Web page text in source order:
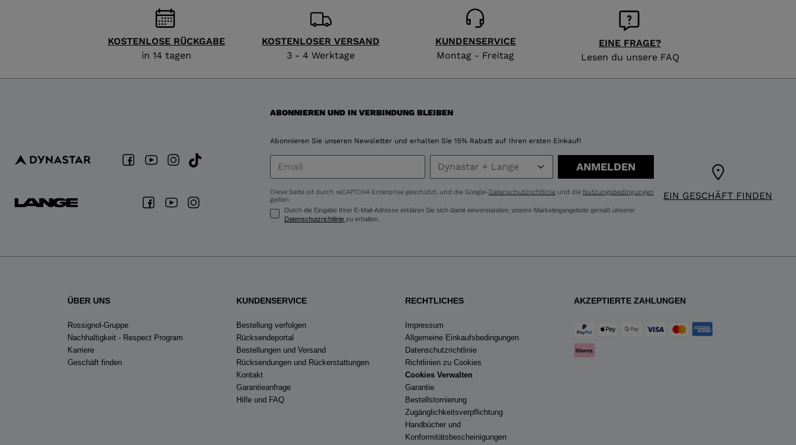
version
for
United
States.
KOSTENLOSE RÜCKGABE
in 14 tagen
KOSTENLOSER VERSAND
3 - 4 Werktage
KUNDENSERVICE
Montag - Freitag
EINE FRAGE?
Lesen du unsere FAQ
EIN GESCHÄFT FINDEN
ABONNIEREN UND IN VERBINDUNG BLEIBEN
Abonnieren Sie unseren Newsletter und erhalten Sie 15% Rabatt auf Ihren ersten Einkauf!
ANMELDEN
Diese Seite ist durch reCAPTCHA Enterprise geschützt, und die Google-Datenschutzrichtlinieund die Nutzungsbedingungen
gelten.
Durch die Eingabe Ihrer E-Mail-Adresse erklären Sie sich damit einverstanden, unsere Marketingangebote gemäß unserer
Datenschutzrichtlinie zu erhalten.
ÜBER UNS
Rossignol-Gruppe
Nachhaltigkeit - Respect Program
Karriere
Geschäft finden
KUNDENSERVICE
Bestellung verfolgen
Rücksendeportal
Bestellungen und Versand
Rücksendungen und Rückerstattungen
Kontakt
Garantieanfrage
Hilfe und FAQ
RECHTLICHES
Impressum
Allgemeine Einkaufsbedingungen
Datenschutzrichtlinie
Richtlinien zu Cookies
Cookies Verwalten
Garantie
Bestellstornierung
Zugänglichkeitsverpflichtung
Handbücher und
Konformitätsbescheinigungen
AKZEPTIERTE ZAHLUNGEN